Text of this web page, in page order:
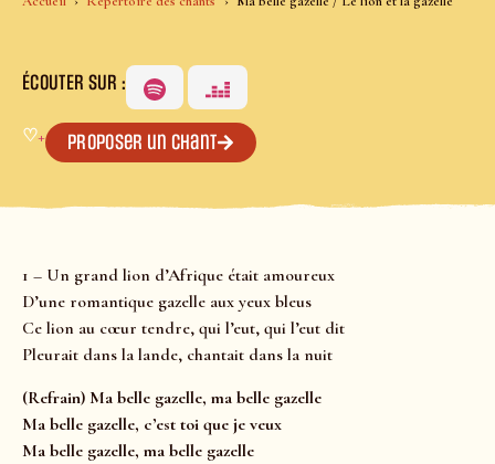
ÉCOUTER SUR :
♡+ Proposer un chant
1 – Un grand lion d’Afrique était amoureux
D’une romantique gazelle aux yeux bleus
Ce lion au cœur tendre, qui l’eut, qui l’eut dit
Pleurait dans la lande, chantait dans la nuit
(Refrain) Ma belle gazelle, ma belle gazelle
Ma belle gazelle, c’est toi que je veux
Ma belle gazelle, ma belle gazelle